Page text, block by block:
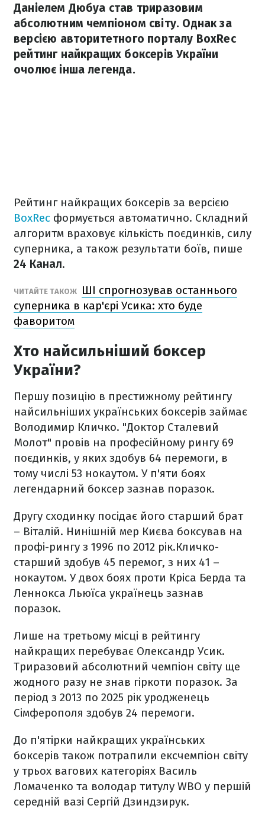
Даніелем Дюбуа став триразовим
абсолютним чемпіоном світу. Однак за
версією авторитетного порталу BoxRec
рейтинг найкращих боксерів України
очолює інша легенда.
Рейтинг найкращих боксерів за версією
BoxRec формується автоматично. Складний
алгоритм враховує кількість поєдинків, силу
суперника, а також результати боїв, пише
24 Канал.
ЧИТАЙТЕ ТАКОЖ
ШІ спрогнозував останнього
суперника в кар'єрі Усика: хто буде
фаворитом
Хто найсильніший боксер
України?
Першу позицію в престижному рейтингу
найсильніших українських боксерів займає
Володимир Кличко. "Доктор Сталевий
Молот" провів на професійному рингу 69
поєдинків, у яких здобув 64 перемоги, в
тому числі 53 нокаутом. У п'яти боях
легендарний боксер зазнав поразок.
Другу сходинку посідає його старший брат
– Віталій. Нинішній мер Києва боксував на
профі-рингу з 1996 по 2012 рік.Кличко-
старший здобув 45 перемог, з них 41 –
нокаутом. У двох боях проти Кріса Берда та
Леннокса Льюїса українець зазнав
поразок.
Лише на третьому місці в рейтингу
найкращих перебуває Олександр Усик.
Триразовий абсолютний чемпіон світу ще
жодного разу не знав гіркоти поразок. За
період з 2013 по 2025 рік уродженець
Сімферополя здобув 24 перемоги.
До п'ятірки найкращих українських
боксерів також потрапили ексчемпіон світу
у трьох вагових категоріях Василь
Ломаченко та володар титулу WBO у першій
середній вазі Сергій Дзиндзирук.